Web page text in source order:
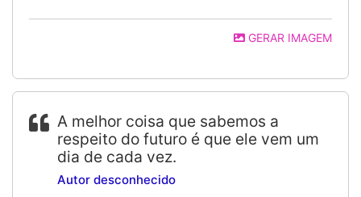
GERAR IMAGEM
A melhor coisa que sabemos a
respeito do futuro é que ele vem um
dia de cada vez.
Autor desconhecido